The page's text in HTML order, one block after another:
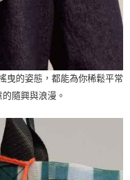
曳的姿態，都能為你稀鬆平常
隨興與浪漫。